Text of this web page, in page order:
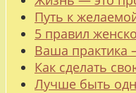
Путь к
5 правил
Ваша практика
Как сделать
Лучше быть